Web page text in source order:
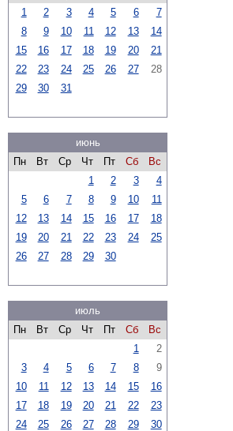
1
2 3 4 5 6
7
8
9 10 11 12 13
14
15
16 17 18 19 20
21
22
23 24 25 26 27
28
29
30 31
июнь
Пн
Вт Ср Чт Пт Сб
Вс
1
2 3
4
5
6 7 8 9 10
11
12
13 14 15 16 17
18
19
20 21 22 23 24
25
26
27 28 29 30
июль
Пн
Вт Ср Чт Пт Сб
Вс
1
2
3
4 5 6 7 8
9
10
11 12 13 14 15
16
17
18 19 20 21 22
23
24
25 26 27 28 29
30